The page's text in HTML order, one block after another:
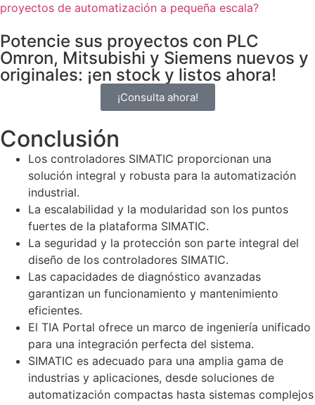
proyectos de automatización a pequeña escala?
Potencie sus proyectos con PLC
Omron, Mitsubishi y Siemens nuevos y
originales: ¡en stock y listos ahora!
¡Consulta ahora!
Conclusión
Los controladores SIMATIC proporcionan una
solución integral y robusta para la automatización
industrial.
La escalabilidad y la modularidad son los puntos
fuertes de la plataforma SIMATIC.
La seguridad y la protección son parte integral del
diseño de los controladores SIMATIC.
Las capacidades de diagnóstico avanzadas
garantizan un funcionamiento y mantenimiento
eficientes.
El TIA Portal ofrece un marco de ingeniería unificado
para una integración perfecta del sistema.
SIMATIC es adecuado para una amplia gama de
industrias y aplicaciones, desde soluciones de
automatización compactas hasta sistemas complejos